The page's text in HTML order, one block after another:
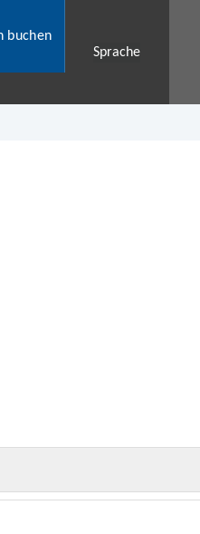
buchen
Sprache